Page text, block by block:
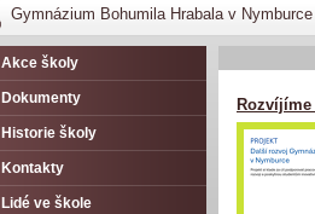
Gymnázium Bohumila Hrabala v Nymburce
Akce školy
Dokumenty
Historie školy
Kontakty
Lidé ve škole